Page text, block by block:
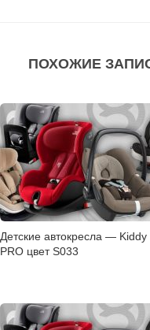
ПОХОЖИЕ
Детские автокресла — Kiddy
PRO цвет S033